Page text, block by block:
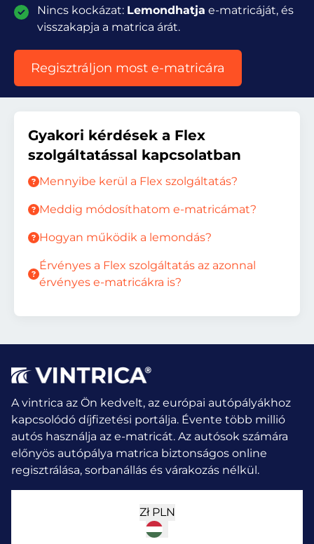
Nincs kockázat: Lemondhatja e-matricáját, és
visszakapja a matrica árát.
Regisztráljon most e-matricára
Gyakori kérdések a Flex
szolgáltatással kapcsolatban
Mennyibe kerül a Flex szolgáltatás?
Meddig módosíthatom e-matricámat?
Hogyan működik a lemondás?
Érvényes a Flex szolgáltatás az azonnal
érvényes e-matricákra is?
A vintrica az Ön kedvelt, az európai autópályákhoz
kapcsolódó díjfizetési portálja. Évente több millió
autós használja az e-matricát. Az autósok számára
előnyös autópálya matrica biztonságos online
regisztrálása, sorbanállás és várakozás nélkül.
Zł PLN